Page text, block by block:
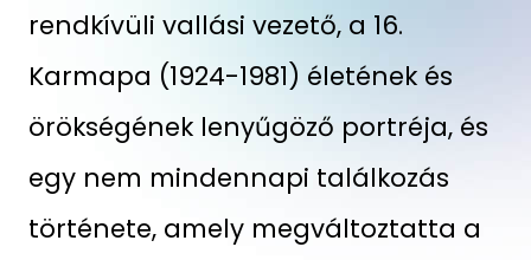
rendkívüli vallási vezető, a 16.
Karmapa (1924-1981) életének és
örökségének lenyűgöző portréja, és
egy nem mindennapi találkozás
története, amely megváltoztatta a